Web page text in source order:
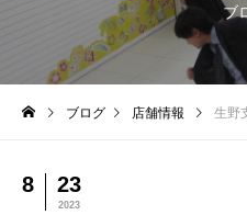
ブ
ブログ 店舗情報 生野
8 23
2023